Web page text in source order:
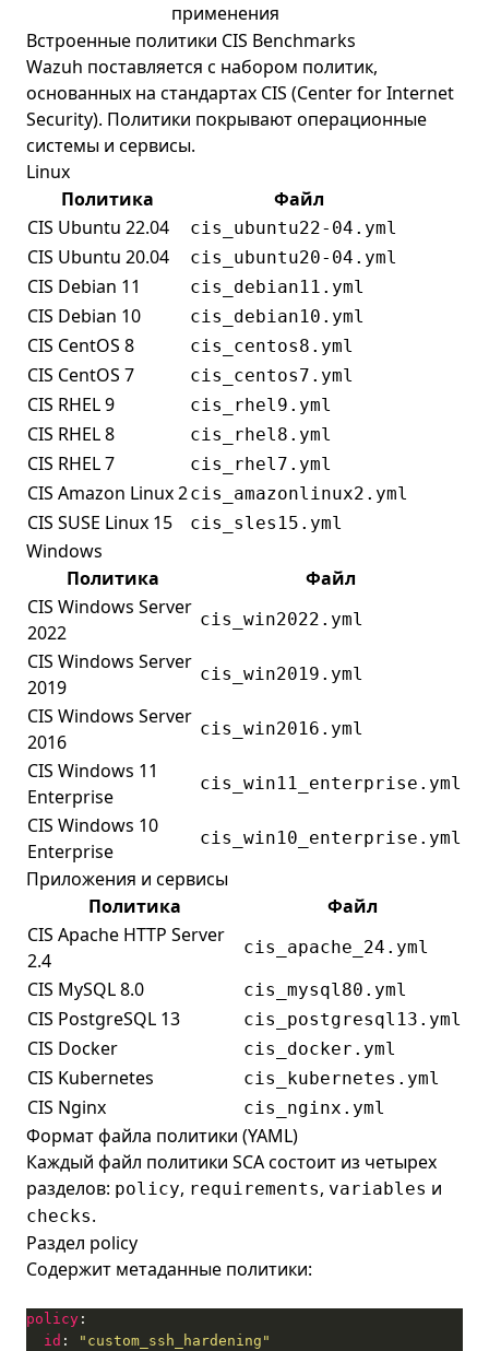
применения
Встроенные политики CIS Benchmarks
Wazuh поставляется с набором политик,
основанных на стандартах CIS (Center for Internet
Security). Политики покрывают операционные
системы и сервисы.
Linux
Политика
Файл
CIS Ubuntu 22.04
cis_ubuntu22-04.yml
CIS Ubuntu 20.04 cis_ubuntu20-04.yml
CIS Debian 11 cis_debian11.yml
CIS Debian 10 cis_debian10.yml
CIS CentOS 8 cis_centos8.yml
CIS CentOS 7 cis_centos7.yml
CIS RHEL 9 cis_rhel9.yml
CIS RHEL 8 cis_rhel8.yml
CIS RHEL 7 cis_rhel7.yml
CIS Amazon Linux 2cis_amazonlinux2.yml
CIS SUSE Linux 15 cis_sles15.yml
Windows
Политика
Файл
CIS Windows Server
2022
cis_win2022.yml
CIS Windows Server
2019
cis_win2019.yml
CIS Windows Server
2016
cis_win2016.yml
CIS Windows 11
Enterprise
cis_win11_enterprise.yml
CIS Windows 10
Enterprise
cis_win10_enterprise.yml
Приложения и сервисы
Политика
Файл
CIS Apache HTTP Server
2.4
cis_apache_24.yml
CIS MySQL 8.0 cis_mysql80.yml
CIS PostgreSQL 13 cis_postgresql13.yml
CIS Docker cis_docker.yml
CIS Kubernetes cis_kubernetes.yml
CIS Nginx cis_nginx.yml
Формат файла политики (YAML)
Каждый файл политики SCA состоит из четырех
разделов: policy, requirements, variables и
checks.
Раздел policy
Содержит метаданные политики:
policy
id : "custom_ssh_hardening"